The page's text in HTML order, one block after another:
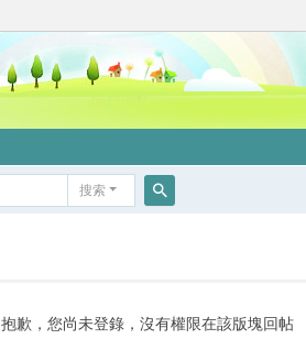
搜索
抱歉，您尚未登錄，沒有權限在該版塊回帖